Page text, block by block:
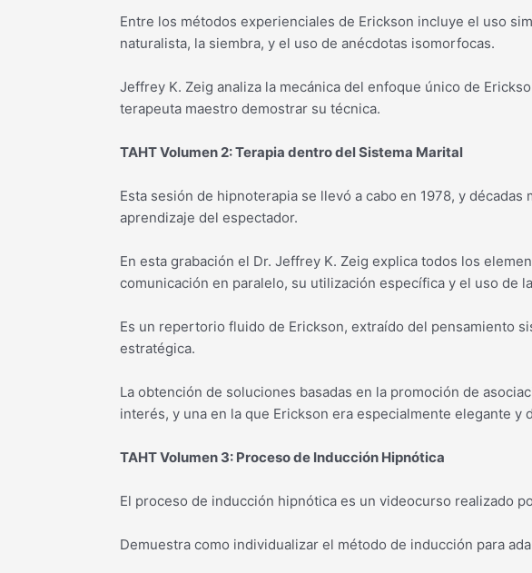
Entre los métodos experienciales de Erickson incluye el uso
naturalista, la siembra, y el uso de anécdotas isomorfocas.
Jeffrey K. Zeig analiza la mecánica del enfoque único de
terapeuta maestro demostrar su técnica.
TAHT Volumen 2: Terapia dentro del Sistema Marital
Esta sesión de hipnoterapia se llevó a cabo en 1978, y
aprendizaje del espectador.
En esta grabación el Dr. Jeffrey K. Zeig explica todos los
comunicación en paralelo, su utilización específica y el uso de
Es un repertorio fluido de Erickson, extraído del pensamiento
estratégica.
La obtención de soluciones basadas en la promoción de
interés, y una en la que Erickson era especialmente elegante
TAHT Volumen 3: Proceso de Inducción Hipnótica
El proceso de inducción hipnótica es un videocurso realizado
Demuestra como individualizar el método de inducción para